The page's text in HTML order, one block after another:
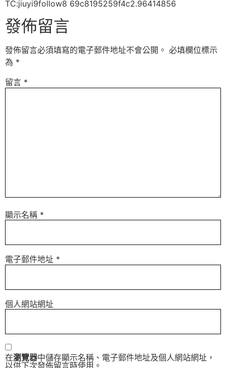
TC:jiuyi9follow8 69c8195259f4c2.96414856
發佈留言
發佈留言必須填寫的電子郵件地址不會公開。 必填欄位標示
為 *
留言 *
顯示名稱 *
電子郵件地址 *
個人網站網址
在瀏覽器中儲存顯示名稱、電子郵件地址及個人網站網址，
以供下次發佈留言時使用。